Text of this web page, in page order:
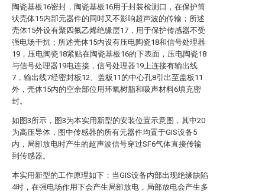
陶瓷基板16密封，陶瓷基板16用于封装检测口，在保护筒
状壳体15内部元器件的同时又不影响超声波的传输；所述
壳体15外设有聚四氟乙烯绝缘层17，用于保护传感器不受
强电场干扰；所述壳体15内设有压电陶瓷18和信号处理器
19，压电陶瓷18紧贴在陶瓷基板16的下表面，压电陶瓷18
与信号处理器19电连接，信号处理器19上连接有输出线
7，输出线7经密封板12、盖板11的中心孔8引出至盖板11
外，壳体15内的空余部位用环氧树脂和吸声材料6填充密
封。
如图3所示，图3为本实用新型的安装位置示意图，其中20
为高压导体，图中传感器的所有元器件均置于GIS设备5
内，局部放电时产生的超声波信号穿过SF6气体直接传输
到传感器。
本实用新型的工作原理如下：当GIS设备内部出现绝缘缺陷
4时，在强电场作用下会产生局部放电，局部放电会产生多